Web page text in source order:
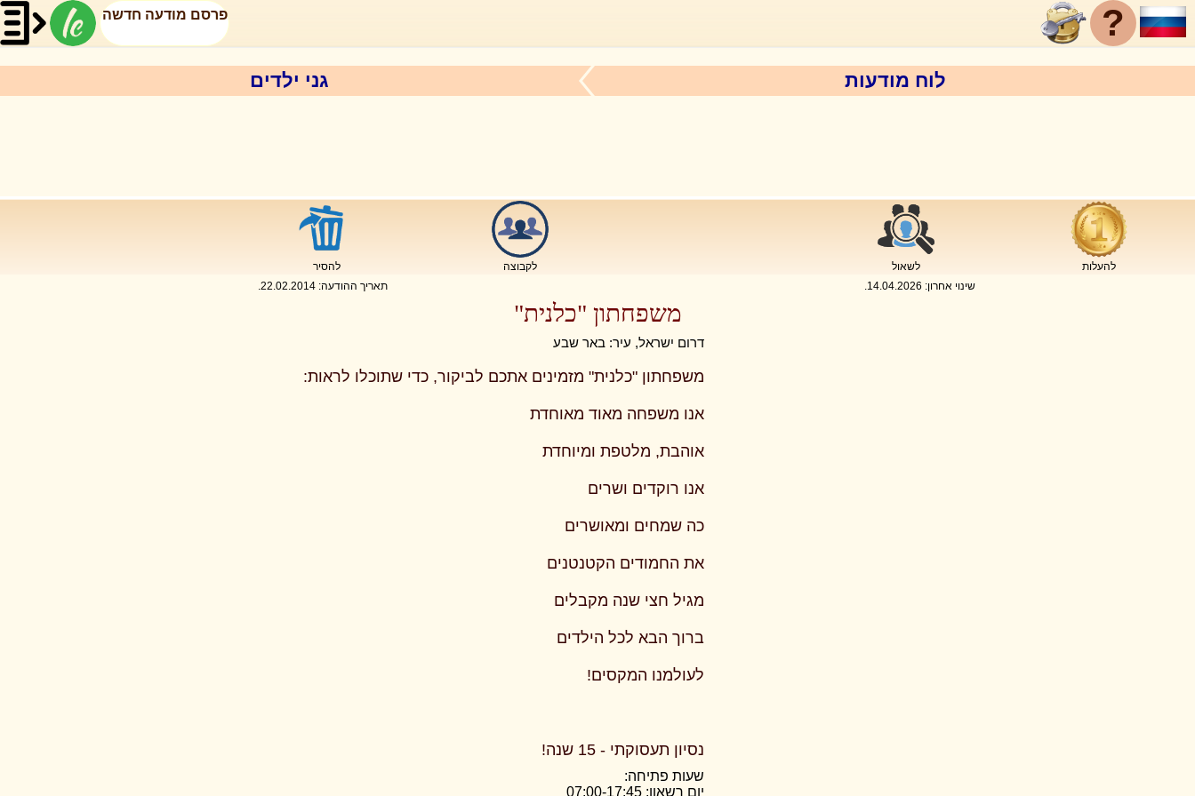
פרסם מודעה חדשה ?
לוח מודעות גני ילדים
להעלות לשאול לקבוצה
להסיר
שינוי אחרון: 14.04.2026
. תאריך ההודעה:22.02.2014
.
משפחתון "כלנית"
דרום ישראל, עיר: באר שבע
משפחתון "כלנית" מזמינים אתכם לביקור, כדי שתוכלו לראות:
אנו משפחה מאוד מאוחדת
אוהבת, מלטפת ומיוחדת
אנו רוקדים ושרים
כה שמחים ומאושרים
את החמודים הקטנטנים
מגיל חצי שנה מקבלים
ברוך הבא לכל הילדים
לעולמנו המקסים!
נסיון תעסוקתי - 15 שנה!
שעות פתיחה:
יום רשאון: 07:00-17:45